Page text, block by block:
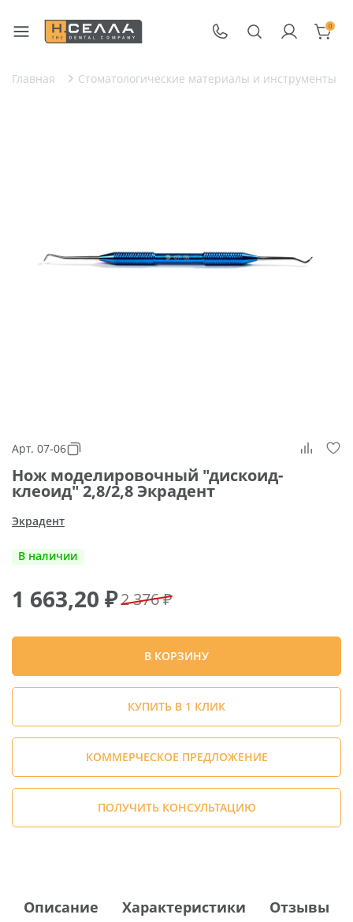
0
Главная Стоматологические материалы и инструменты
Арт. 07-06
Нож моделировочный "дискоид-
клеоид" 2,8/2,8 Экрадент
Экрадент
В наличии
1 663,20 ₽2 376 ₽
В КОРЗИНУ
КУПИТЬ В 1 КЛИК
КОММЕРЧЕСКОЕ ПРЕДЛОЖЕНИЕ
ПОЛУЧИТЬ КОНСУЛЬТАЦИЮ
Описание Характеристики Отзывы